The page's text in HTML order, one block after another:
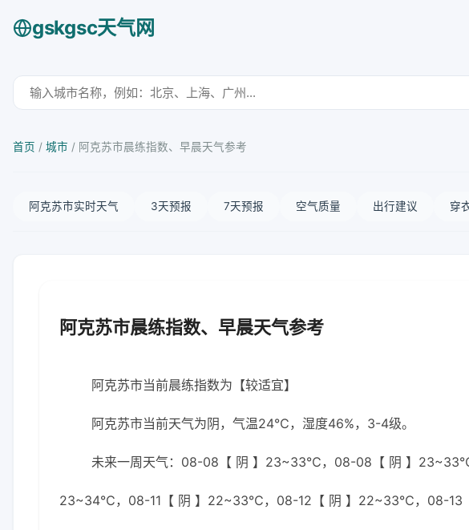
gskgsc天气网
首页 / 城市 / 阿克苏市晨练指数、早晨天气参考
阿克苏市实时天气 3天预报 7天预报 空气质量 出行建议 穿
阿克苏市晨练指数、早晨天气参考
阿克苏市当前晨练指数为【较适宜】
阿克苏市当前天气为阴，气温24℃，湿度46%，3-4级。
未来一周天气：08-08【 阴 】23~33℃，08-08【 阴 】
23~34℃，08-11【 阴 】22~33℃，08-12【 阴 】22~33℃，08-13